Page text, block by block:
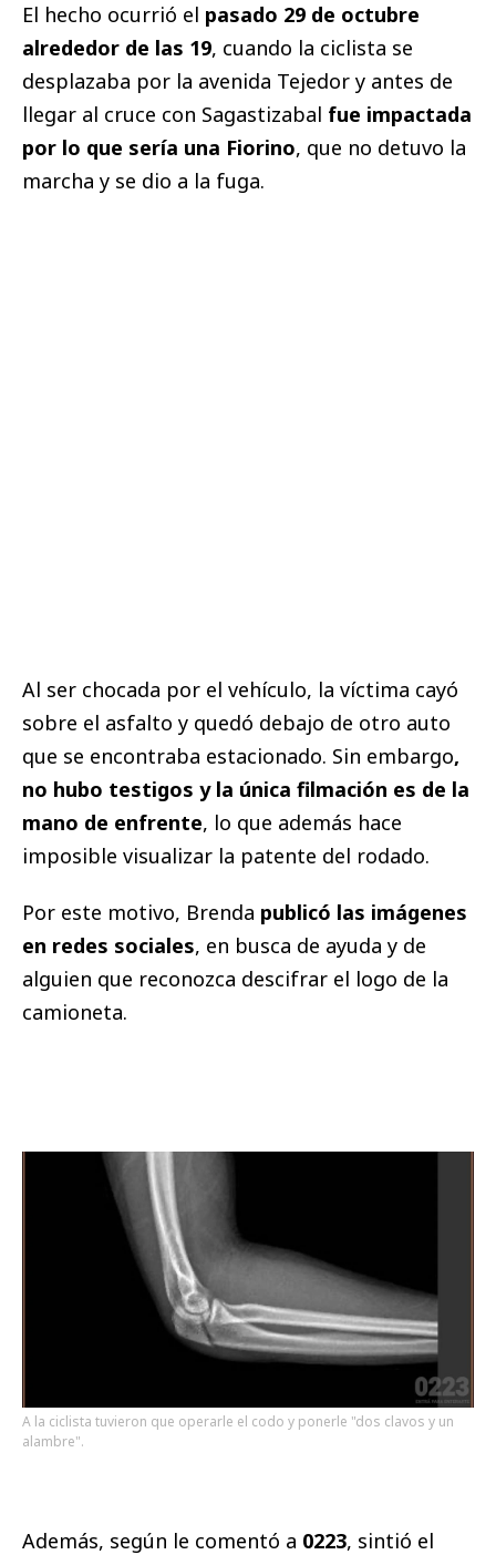
El hecho ocurrió el pasado 29 de octubre
alrededor de las 19, cuando la ciclista se
desplazaba por la avenida Tejedor y antes de
llegar al cruce con Sagastizabal fue impactada
por lo que sería una Fiorino, que no detuvo la
marcha y se dio a la fuga.
Al ser chocada por el vehículo, la víctima cayó
sobre el asfalto y quedó debajo de otro auto
que se encontraba estacionado. Sin embargo,
no hubo testigos y la única filmación es de la
mano de enfrente, lo que además hace
imposible visualizar la patente del rodado.
Por este motivo, Brenda publicó las imágenes
en redes sociales, en busca de ayuda y de
alguien que reconozca descifrar el logo de la
camioneta.
A la ciclista tuvieron que operarle el codo y ponerle "dos clavos y un
alambre".
Además, según le comentó a 0223, sintió el